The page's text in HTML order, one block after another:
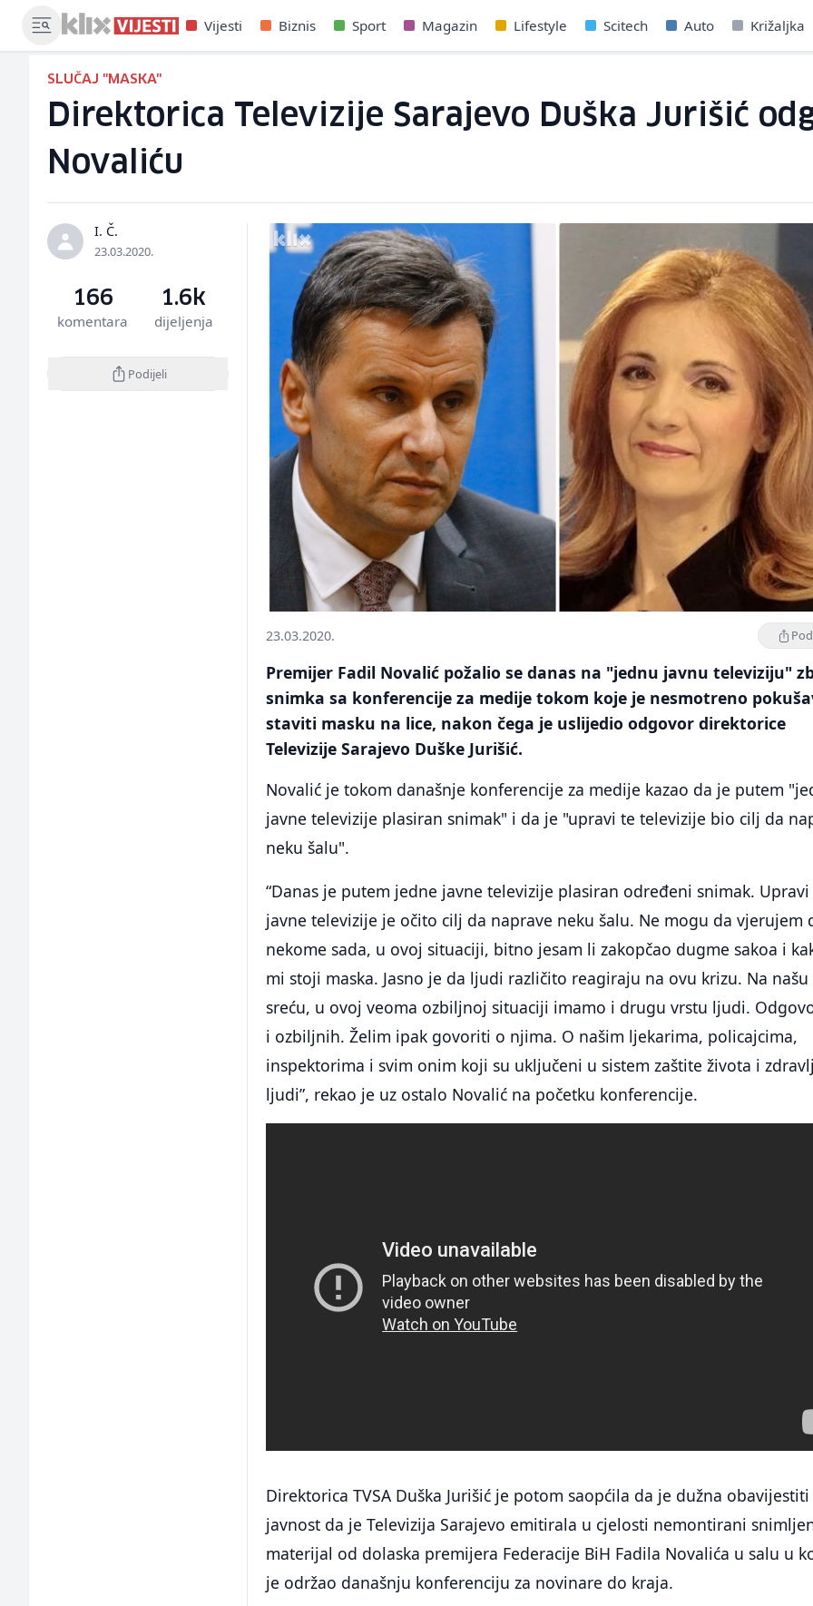
Vijesti Biznis Sport Magazin Lifestyle Scitech Auto Križaljka
SLUČAJ "MASKA"
Direktorica Televizije Sarajevo Duška Jurišić
Novaliću
I. Č.
23.03.2020.
166
komentara
1.6k
dijeljenja
Podijeli
23.03.2020.
Premijer Fadil Novalić požalio se danas na "jednu javnu televiziju"
snimka sa konferencije za medije tokom koje je nesmotreno
staviti masku na lice, nakon čega je uslijedio odgovor direktorice
Televizije Sarajevo Duške Jurišić.
Novalić je tokom današnje konferencije za medije kazao da je putem
javne televizije plasiran snimak" i da je "upravi te televizije bio cilj da
neku šalu".
“Danas je putem jedne javne televizije plasiran određeni snimak. Upravi
javne televizije je očito cilj da naprave neku šalu. Ne mogu da vjerujem
nekome sada, u ovoj situaciji, bitno jesam li zakopčao dugme sakoa i
mi stoji maska. Jasno je da ljudi različito reagiraju na ovu krizu. Na našu
sreću, u ovoj veoma ozbiljnoj situaciji imamo i drugu vrstu ljudi.
i ozbiljnih. Želim ipak govoriti o njima. O našim ljekarima, policajcima,
inspektorima i svim onim koji su uključeni u sistem zaštite života i
ljudi”, rekao je uz ostalo Novalić na početku konferencije.
Direktorica TVSA Duška Jurišić je potom saopćila da je dužna obavijestiti
javnost da je Televizija Sarajevo emitirala u cjelosti nemontirani
materijal od dolaska premijera Federacije BiH Fadila Novalića u salu u
je održao današnju konferenciju za novinare do kraja.